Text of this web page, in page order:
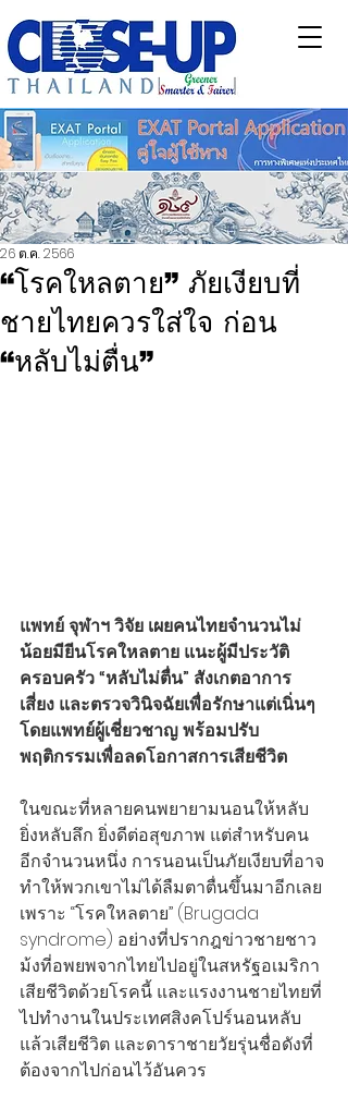
“โรคใหลตาย” ภัยเงียบที่
ชายไทยควรใส่ใจ ก่อน
“หลับไม่ตื่น”
26 ต.ค. 2566
แพทย์ จุฬาฯ วิจัย เผยคนไทยจำนวนไม่
น้อยมียีนโรคใหลตาย แนะผู้มีประวัติ
ครอบครัว “หลับไม่ตื่น” สังเกตอาการ
เสี่ยง และตรวจวินิจฉัยเพื่อรักษาแต่เนิ่นๆ
โดยแพทย์ผู้เชี่ยวชาญ พร้อมปรับ
พฤติกรรมเพื่อลดโอกาสการเสียชีวิต
ในขณะที่หลายคนพยายามนอนให้หลับ
ยิ่งหลับลึก ยิ่งดีต่อสุขภาพ แต่สำหรับคน
อีกจำนวนหนึ่ง การนอนเป็นภัยเงียบที่อาจ
ทำให้พวกเขาไม่ได้ลืมตาตื่นขึ้นมาอีกเลย
เพราะ “โรคใหลตาย” (Brugada
syndrome) อย่างที่ปรากฎข่าวชายชาว
ม้งที่อพยพจากไทยไปอยู่ในสหรัฐอเมริกา
เสียชีวิตด้วยโรคนี้ และแรงงานชายไทยที่
ไปทำงานในประเทศสิงคโปร์นอนหลับ
แล้วเสียชีวิต และดาราชายวัยรุ่นชื่อดังที่
ต้องจากไปก่อนไว้อันควร